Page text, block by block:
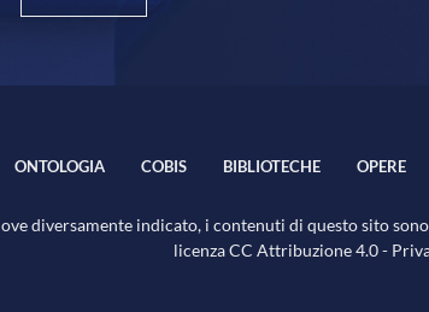
ONTOLOGIA COBIS BIBLIOTECHE OPERE
ove diversamente indicato, i contenuti di questo sito
licenzaCC Attribuzione 4.0-